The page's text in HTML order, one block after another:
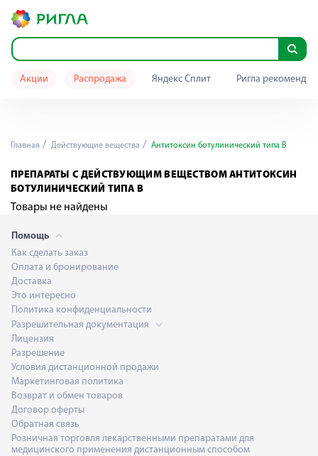
Акции Распродажа Яндекс Сплит Ригла
Главная Действующие вещества Антитоксин ботулинический типа В
ПРЕПАРАТЫ С ДЕЙСТВУЮЩИМ ВЕЩЕСТВОМ АНТИТОКСИН
БОТУЛИНИЧЕСКИЙ ТИПА В
Товары не найдены
Помощь
Как сделать заказ
Оплата и бронирование
Доставка
Это интересно
Политика конфиденциальности
Разрешительная документация
Лицензия
Разрешение
Условия дистанционной продажи
Маркетинговая политика
Возврат и обмен товаров
Договор оферты
Обратная связь
Розничная торговля лекарственными препаратами для
медицинского применения дистанционным способом